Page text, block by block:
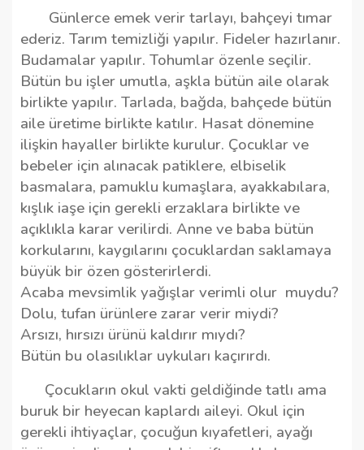
Günlerce emek verir tarlayı, bahçeyi tımar
ederiz. Tarım temizliği yapılır. Fideler hazırlanır.
Budamalar yapılır. Tohumlar özenle seçilir.
Bütün bu işler umutla, aşkla bütün aile olarak
birlikte yapılır. Tarlada, bağda, bahçede bütün
aile üretime birlikte katılır. Hasat dönemine
ilişkin hayaller birlikte kurulur. Çocuklar ve
bebeler için alınacak patiklere, elbiselik
basmalara, pamuklu kumaşlara, ayakkabılara,
kışlık iaşe için gerekli erzaklara birlikte ve
açıklıkla karar verilirdi. Anne ve baba bütün
korkularını, kaygılarını çocuklardan saklamaya
büyük bir özen gösterirlerdi.
Acaba mevsimlik yağışlar verimli olur muydu?
Dolu, tufan ürünlere zarar verir miydi?
Arsızı, hırsızı ürünü kaldırır mıydı?
Bütün bu olasılıklar uykuları kaçırırdı.
Çocukların okul vakti geldiğinde tatlı ama
buruk bir heyecan kaplardı aileyi. Okul için
gerekli ihtiyaçlar, çocuğun kıyafetleri, ayağı